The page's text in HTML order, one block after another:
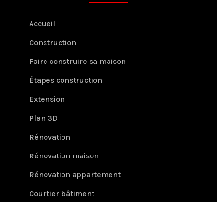
Accueil
Construction
Faire construire sa maison
Étapes construction
Extension
Plan 3D
Rénovation
Rénovation maison
Rénovation appartement
Courtier bâtiment